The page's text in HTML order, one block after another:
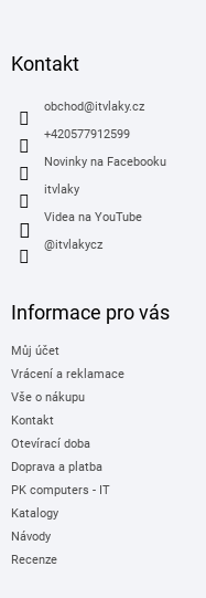
Kontakt
obchod@itvlaky.cz
+420577912599
Novinky na Facebooku
itvlaky
Videa na YouTube
@itvlakycz
Informace pro vás
Můj účet
Vrácení a reklamace
Vše o nákupu
Kontakt
Otevírací doba
Doprava a platba
PK computers - IT
Katalogy
Návody
Recenze